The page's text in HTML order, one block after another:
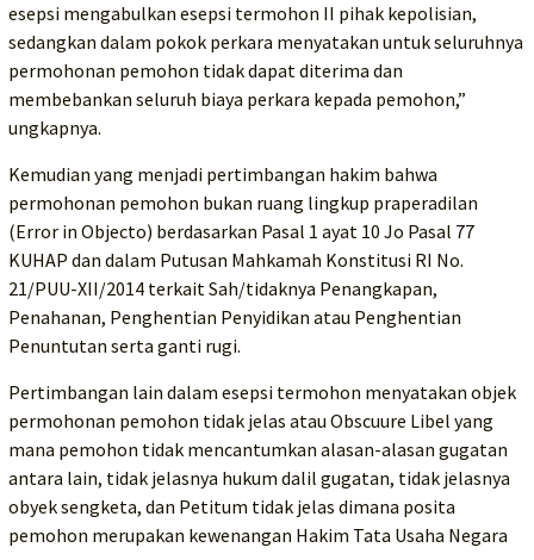
esepsi mengabulkan esepsi termohon II pihak kepolisian,
sedangkan dalam pokok perkara menyatakan untuk seluruhnya
permohonan pemohon tidak dapat diterima dan
membebankan seluruh biaya perkara kepada pemohon,”
ungkapnya.
Kemudian yang menjadi pertimbangan hakim bahwa
permohonan pemohon bukan ruang lingkup praperadilan
(Error in Objecto) berdasarkan Pasal 1 ayat 10 Jo Pasal 77
KUHAP dan dalam Putusan Mahkamah Konstitusi RI No.
21/PUU-XII/2014 terkait Sah/tidaknya Penangkapan,
Penahanan, Penghentian Penyidikan atau Penghentian
Penuntutan serta ganti rugi.
Pertimbangan lain dalam esepsi termohon menyatakan objek
permohonan pemohon tidak jelas atau Obscuure Libel yang
mana pemohon tidak mencantumkan alasan-alasan gugatan
antara lain, tidak jelasnya hukum dalil gugatan, tidak jelasnya
obyek sengketa, dan Petitum tidak jelas dimana posita
pemohon merupakan kewenangan Hakim Tata Usaha Negara